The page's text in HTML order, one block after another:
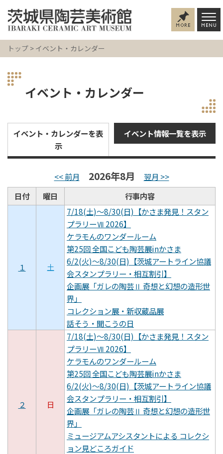
トップ > イベント・カレンダー
イベント・カレンダー
イベント・カレンダーを表
示
イベント情報一覧を表示
<< 前月 2026年8月
翌月 >>
日付
曜日 行事内容
１ 土
7/18(土)～8/30(日)【かさま発見！スタン
プラリーⅦ 2026】
ケラモんのワンダールーム
第25回 全国こども陶芸展inかさま
6/2(火)～8/30(日)【茨城アートライン協議
会スタンプラリー・相互割引】
企画展「ガレの陶芸Ⅱ 奇想と幻想の造形世
界」
コレクション展・新収蔵品展
話そう・聞こうの日
２ 日
7/18(土)～8/30(日)【かさま発見！スタン
プラリーⅦ 2026】
ケラモんのワンダールーム
第25回 全国こども陶芸展inかさま
6/2(火)～8/30(日)【茨城アートライン協議
会スタンプラリー・相互割引】
企画展「ガレの陶芸Ⅱ 奇想と幻想の造形世
界」
ミュージアムアシスタントによる コレクシ
ョン見どころガイド